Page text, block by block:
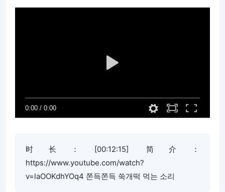
时长：[00:12:15] 简介：
https://www.youtube.com/watch?
v=laOOKdhYOq4 쫀득쫀득 쑥개떡 먹는 소리